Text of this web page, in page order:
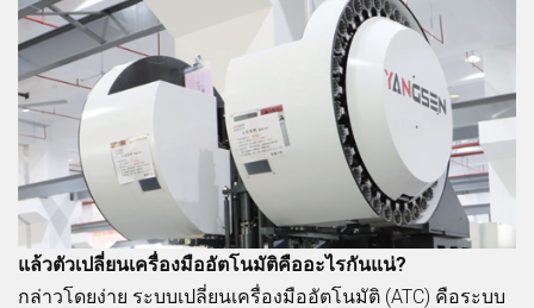
แล้วตัวเปลี่ยนเครื่องมืออัตโนมัติคืออะไรกันแน่?
กล่าวโดยง่าย ระบบเปลี่ยนเครื่องมืออัตโนมัติ (ATC) คือระบบ